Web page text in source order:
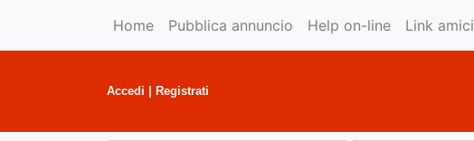
Home Pubblica annuncio Help on-line Link amici
Accedi Registrati